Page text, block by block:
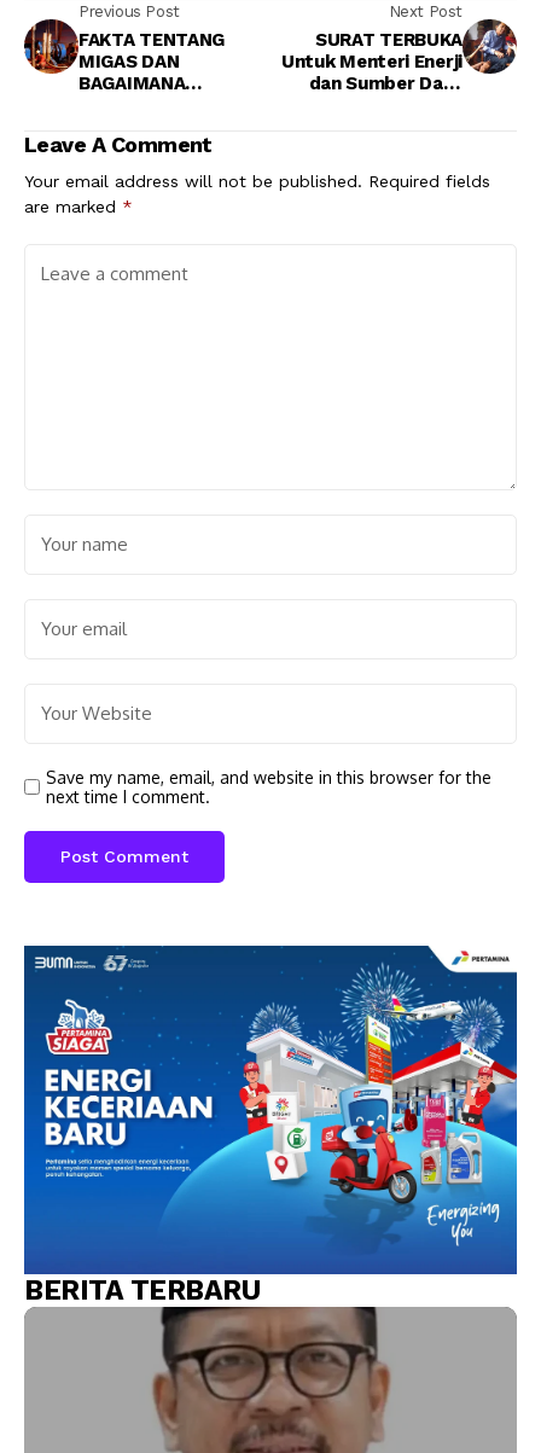
Previous Post
FAKTA TENTANG
MIGAS DAN
BAGAIMANA
MENGATUR MIGAS
NASIONAL
Next Post
SURAT TERBUKA
Untuk Menteri Enerji
dan Sumber Daya
Leave A Comment
Your email address will not be published. Required fields
are marked *
Save my name, email, and website in this browser for the
next time I comment.
BERITA TERBARU